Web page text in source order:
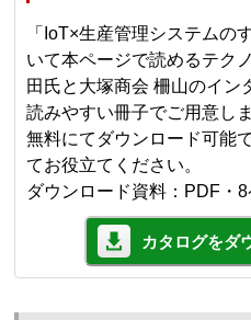
「IoT×生産管理システムの
いて本ページで読めるテク
田氏と大塚商会 柵山のイン
読みやすい冊子でご用意し
無料にてダウンロード可能
てお役立てください。
ダウンロード資料：PDF・8
カタログをダ